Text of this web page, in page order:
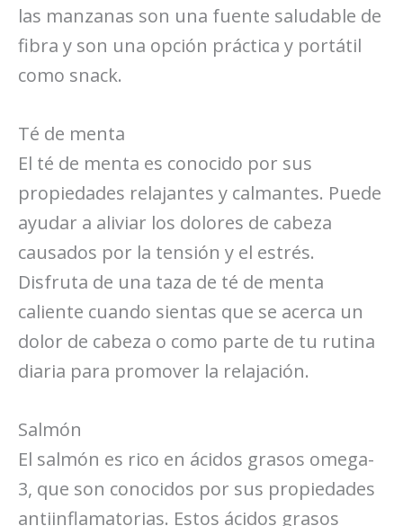
las manzanas son una fuente saludable de
fibra y son una opción práctica y portátil
como snack.
Té de menta
El té de menta es conocido por sus
propiedades relajantes y calmantes. Puede
ayudar a aliviar los dolores de cabeza
causados por la tensión y el estrés.
Disfruta de una taza de té de menta
caliente cuando sientas que se acerca un
dolor de cabeza o como parte de tu rutina
diaria para promover la relajación.
Salmón
El salmón es rico en ácidos grasos omega-
3, que son conocidos por sus propiedades
antiinflamatorias. Estos ácidos grasos